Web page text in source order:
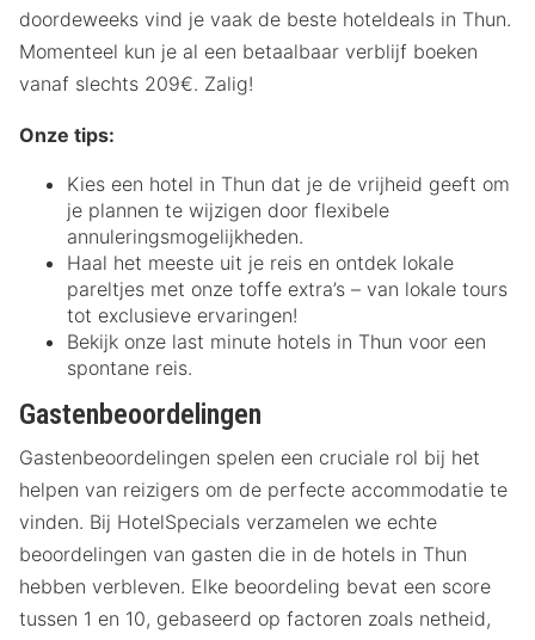
doordeweeks vind je vaak de beste hoteldeals in Thun.
Momenteel kun je al een betaalbaar verblijf boeken
vanaf slechts 209€. Zalig!
Onze tips:
Kies een hotel in Thun dat je de vrijheid geeft om
je plannen te wijzigen door flexibele
annuleringsmogelijkheden.
Haal het meeste uit je reis en ontdek lokale
pareltjes met onze toffe extra’s – van lokale tours
tot exclusieve ervaringen!
Bekijk onze last minute hotels in Thun voor een
spontane reis.
Gastenbeoordelingen
Gastenbeoordelingen spelen een cruciale rol bij het
helpen van reizigers om de perfecte accommodatie te
vinden. Bij HotelSpecials verzamelen we echte
beoordelingen van gasten die in de hotels in Thun
hebben verbleven. Elke beoordeling bevat een score
tussen 1 en 10, gebaseerd op factoren zoals netheid,